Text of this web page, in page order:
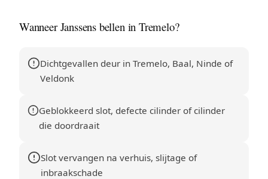
Wanneer Janssens bellen in Tremelo?
Dichtgevallen deur in Tremelo, Baal, Ninde of
Veldonk
Geblokkeerd slot, defecte cilinder of cilinder
die doordraait
Slot vervangen na verhuis, slijtage of
inbraakschade